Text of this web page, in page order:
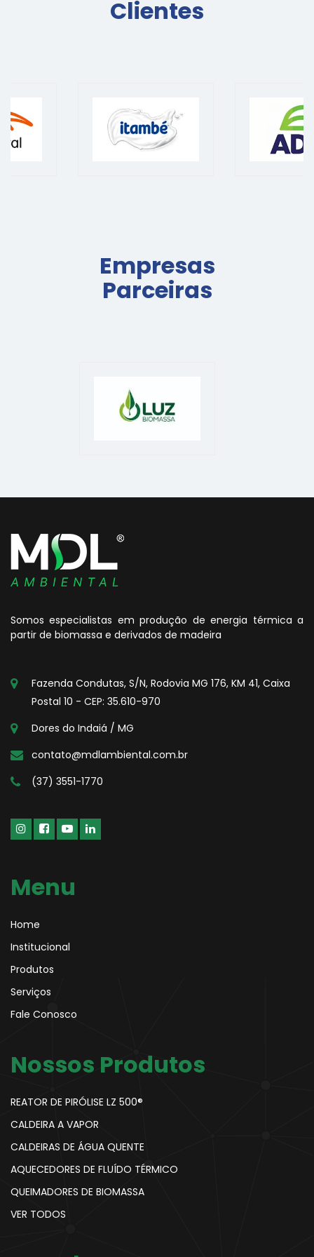
Clientes
Empresas
Parceiras
Somos especialistas em produção de energia térmica a
partir de biomassa e derivados de madeira
Fazenda Condutas, S/N, Rodovia MG 176, KM 41, Caixa
Postal 10 - CEP: 35.610-970
Dores do Indaiá / MG
contato@mdlambiental.com.br
(37) 3551-1770
Menu
Home
Institucional
Produtos
Serviços
Fale Conosco
Nossos Produtos
REATOR DE PIRÓLISE LZ 500®
CALDEIRA A VAPOR
CALDEIRAS DE ÁGUA QUENTE
AQUECEDORES DE FLUÍDO TÉRMICO
QUEIMADORES DE BIOMASSA
VER TODOS